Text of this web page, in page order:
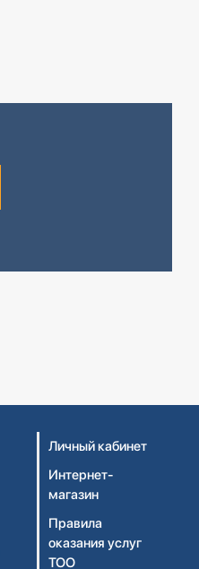
Личный кабинет
Интернет-
магазин
Правила
оказания услуг
ТОО